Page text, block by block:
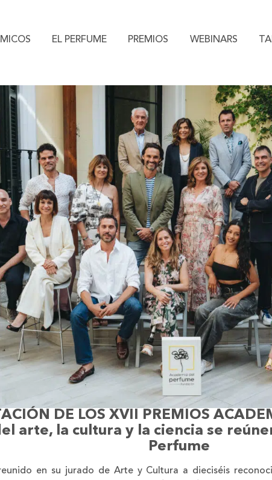
EL PERFUME PREMIOS WEBINARS
DE LOS XVII PREMIOS
arte, la cultura y la ciencia se
Perfume
en su jurado de Arte y Cultura a dieciséis